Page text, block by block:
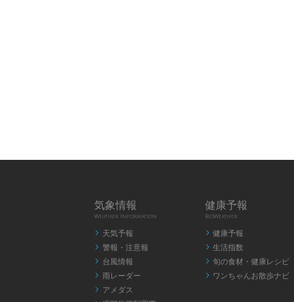
気象情報
Weather Information
 天気予報
 警報・注意報
 台風情報
 雨レーダー
 アメダス
健康予報
BioWeather
 健康予報
 生活指数
 旬の食材・健康レシピ
 ワンちゃんお散歩ナビ